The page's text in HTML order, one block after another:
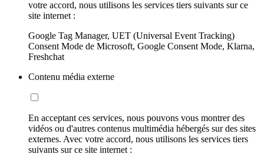
votre accord, nous utilisons les services tiers suivants sur ce
site internet :
Google Tag Manager, UET (Universal Event Tracking)
Consent Mode de Microsoft, Google Consent Mode, Klarna,
Freshchat
Contenu média externe
En acceptant ces services, nous pouvons vous montrer des
vidéos ou d'autres contenus multimédia hébergés sur des sites
externes. Avec votre accord, nous utilisons les services tiers
suivants sur ce site internet :